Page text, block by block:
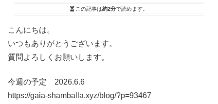
この記事は約2分で読めます。
こんにちは。
いつもありがとうございます。
質問よろしくお願いします。
今週の予定 2026.6.6
https://gaia-shamballa.xyz/blog/?p=93467